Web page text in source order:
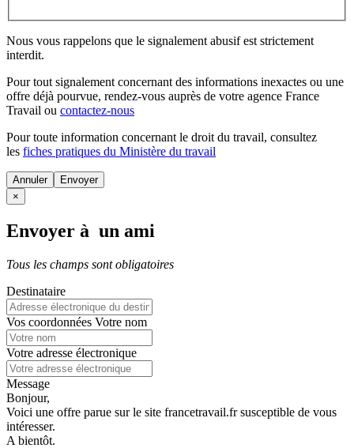
Nous vous rappelons que le signalement abusif est strictement
interdit.
Pour tout signalement concernant des informations inexactes ou une
offre déjà pourvue, rendez-vous auprès de votre agence France
Travail ou contactez-nous
Pour toute information concernant le droit du travail, consultez
les fiches pratiques du Ministère du travail
Annuler
×
Envoyer à un ami
Tous les champs sont obligatoires
Destinataire
Vos coordonnées Votre nom
Votre adresse électronique
Message
Bonjour,
Voici une offre parue sur le site francetravail.fr susceptible de vous
intéresser.
A bientôt.